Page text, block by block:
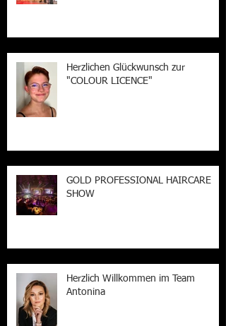
Herzlichen Glückwunsch zur
"COLOUR LICENCE"
GOLD PROFESSIONAL HAIRCARE
SHOW
Herzlich Willkommen im Team
Antonina